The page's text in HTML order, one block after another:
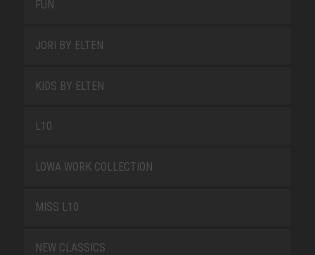
FUN
JORI BY ELTEN
KIDS BY ELTEN
L10
LOWA WORK COLLECTION
MISS L10
NEW CLASSICS